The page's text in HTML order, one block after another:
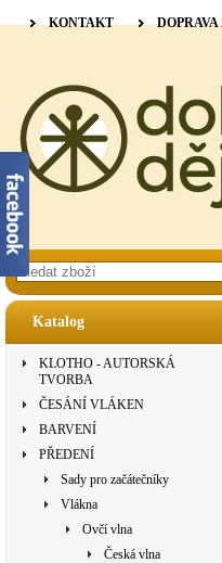
Katalog
KLOTHO - AUTORSKÁ
TVORBA
ČESÁNÍ VLÁKEN
BARVENÍ
PŘEDENÍ
Sady pro začátečníky
Vlákna
Ovčí vlna
Česká vlna
KONTAKT